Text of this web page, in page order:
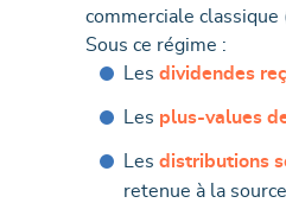
commerciale
Sous ce régime :
Les dividendes
Les plus-values
Les distributions
retenue à la